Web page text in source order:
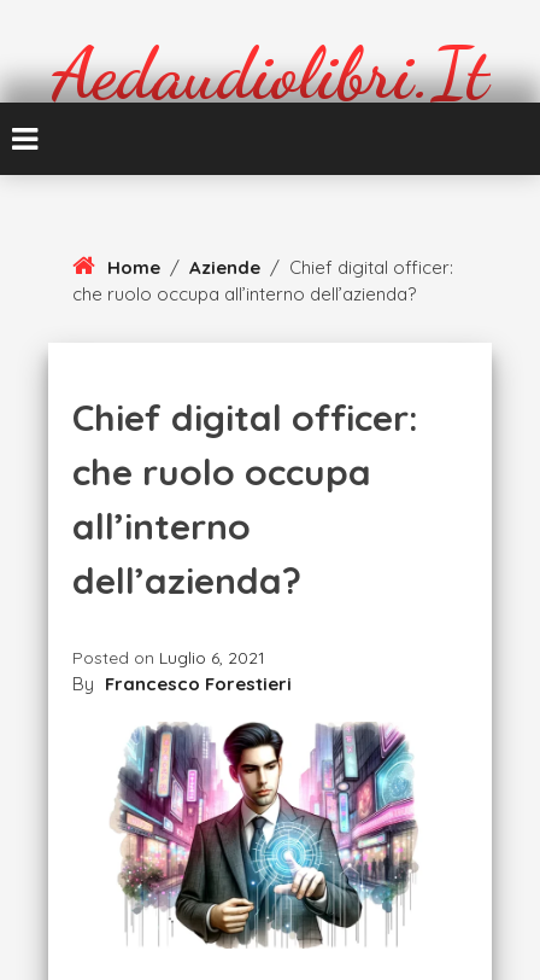
Aedaudiolibri.it
Home / Aziende / Chief digital officer:
che ruolo occupa all’interno dell’azienda?
Chief digital officer:
che ruolo occupa
all’interno
dell’azienda?
Posted on Luglio 6, 2021
By Francesco Forestieri